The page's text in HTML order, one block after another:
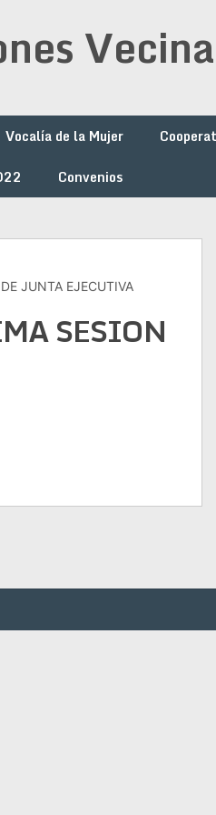
Vocalía de la Mujer
Convenios
JUNTA EJECUTIVA
SESION